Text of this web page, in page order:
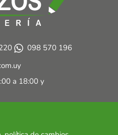
098 570 196
a 18:00 y